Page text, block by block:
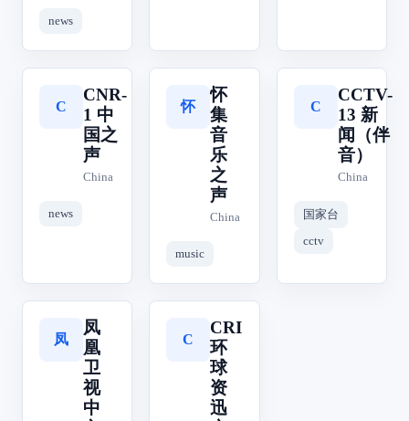
news
C
CNR-
1 中
国之
声
China
news
怀
怀
集
音
乐
之
声
China
music
C
CCTV-
13 新
闻（伴
音）
China
国家台
cctv
凤
凤
凰
卫
视
中
C
CRI
环
球
资
迅